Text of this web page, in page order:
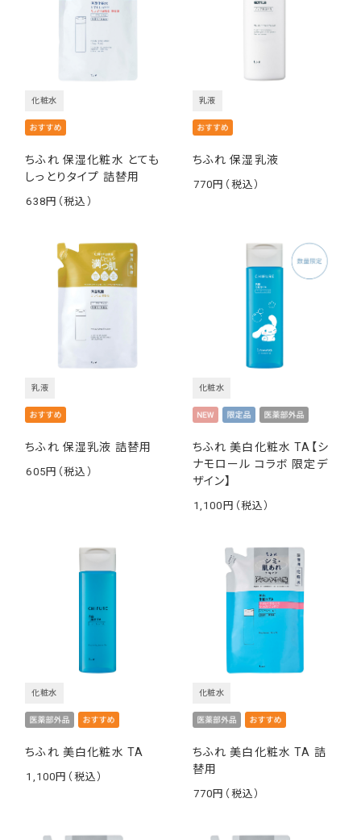
ちふれ 保湿化粧水 とても
しっとりタイプ 詰替用
化粧水
638
ちふれ 保湿乳液
乳液
770
ちふれ 保湿乳液 詰替用
乳液
605
ちふれ 美白化粧水 TA【シ
ナモロール コラボ 限定デ
ザイン】
化粧水
1,100
ちふれ 美白化粧水 TA
化粧水
1,100
ちふれ 美白化粧水 TA 詰
替用
化粧水
770